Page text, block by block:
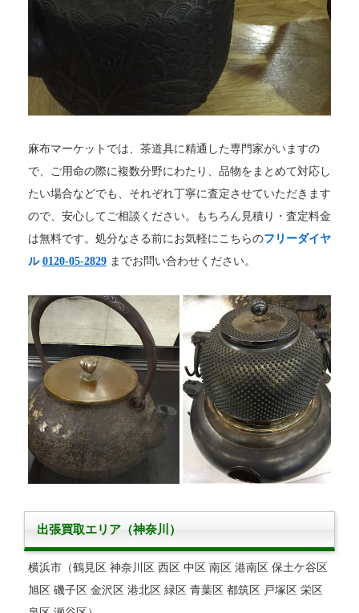
麻布マーケットでは、茶道具に精通した専門家がいますの
で、ご用命の際に複数分野にわたり、品物をまとめて対応し
たい場合などでも、それぞれ丁寧に査定させていただきます
ので、安心してご相談ください。もちろん見積り・査定料金
は無料です。処分なさる前にお気軽にこちらのフリーダイヤ
ル 0120-05-2829 までお問い合わせください。
出張買取エリア（神奈川）
横浜市（鶴見区 神奈川区 西区 中区 南区 港南区 保土ケ谷区
旭区 磯子区 金沢区 港北区 緑区 青葉区 都筑区 戸塚区 栄区